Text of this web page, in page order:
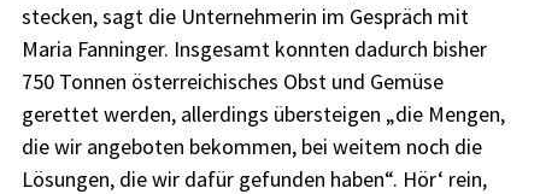
stecken, sagt die Unternehmerin im Gespräch mit
Maria Fanninger. Insgesamt konnten dadurch bisher
750 Tonnen österreichisches Obst und Gemüse
gerettet werden, allerdings übersteigen „die Mengen,
die wir angeboten bekommen, bei weitem noch die
Lösungen, die wir dafür gefunden haben“. Hör‘ rein,